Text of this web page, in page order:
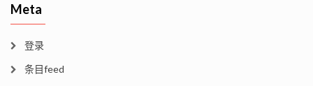
Meta
登录
条目feed